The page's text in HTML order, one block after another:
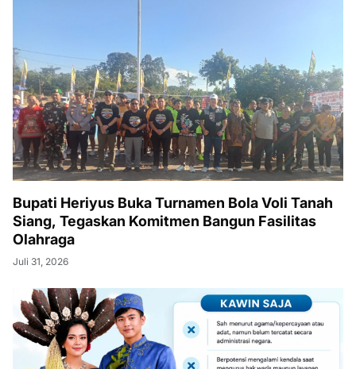
Bupati Heriyus Buka Turnamen Bola Voli Tanah
Siang, Tegaskan Komitmen Bangun Fasilitas
Olahraga
Juli 31, 2026